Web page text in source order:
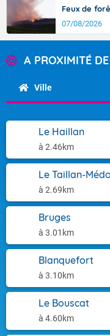
Feux de
07/08/2026
A PROXIMITÉ
Ville
Le Haillan
à 2.46km
Le Taillan-
à 2.69km
Bruges
à 3.01km
Blanquefort
à 3.10km
Le Bouscat
à 4.60km